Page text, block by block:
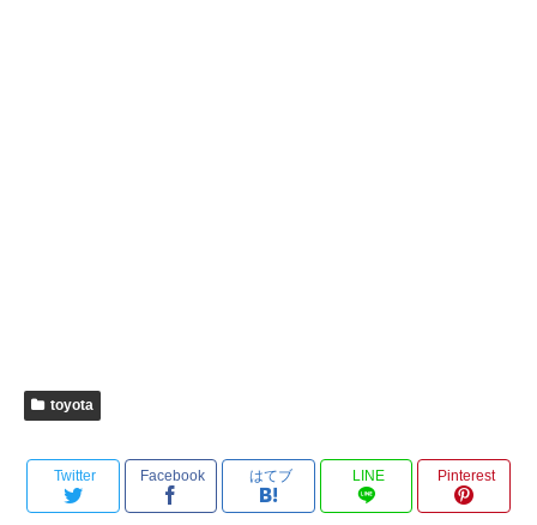
toyota
Twitter Facebook はてブ LINE Pinterest